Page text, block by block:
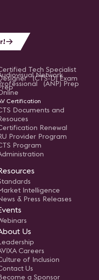
Tech Specialist
(CTS-D) Exam
Network
(ANP) Prep
Certification
Documents and
Renewal
Provider Program
Program
Intelligence
& Press Releases
Us
Careers
of Inclusion
Us
a Sponsor